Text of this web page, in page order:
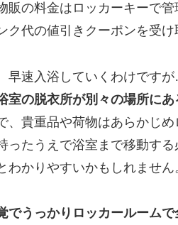
販の料金はロッカーキーで
代の値引きクーポンを受け
早速入浴していくわけです
室の脱衣所が別々の場所にあ
、貴重品や荷物はあらかじ
ったうえで浴室まで移動す
かりやすいかもしれません
でうっかりロッカールーム